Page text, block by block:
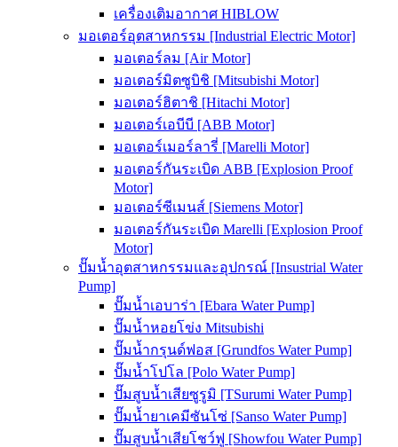
เครื่องเติมอากาศ HIBLOW
มอเตอร์อุตสาหกรรม [Industrial Electric Motor]
มอเตอร์ลม [Air Motor]
มอเตอร์มิตซูบิชิ [Mitsubishi Motor]
มอเตอร์ฮิตาชิ [Hitachi Motor]
มอเตอร์เอบีบี [ABB Motor]
มอเตอร์เมอร์ลารี่ [Marelli Motor]
มอเตอร์กันระเบิด ABB [Explosion Proof
Motor]
มอเตอร์ซีเมนส์ [Siemens Motor]
มอเตอร์กันระเบิด Marelli [Explosion Proof
Motor]
ปั๊มน้ำอุตสาหกรรมและอุปกรณ์ [Insustrial Water
Pump]
ปั๊มน้ำเอบาร่า [Ebara Water Pump]
ปั๊มน้ำหอยโข่ง Mitsubishi
ปั๊มน้ำกรุนด์ฟอส [Grundfos Water Pump]
ปั๊มน้ำโปโล [Polo Water Pump]
ปั๊มสูบน้ำเสียซูรูมิ [TSurumi Water Pump]
ปั๊มน้ำยาเคมีซันโซ่ [Sanso Water Pump]
ปั๊มสูบน้ำเสียโชว์ฟู [Showfou Water Pump]